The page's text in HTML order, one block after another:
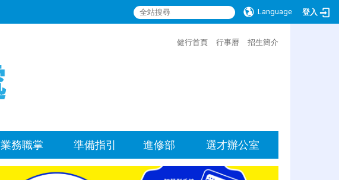
Language 登入
健行首頁 行事曆 招生簡介
業務職掌 準備指引 進修部 選才辦公室